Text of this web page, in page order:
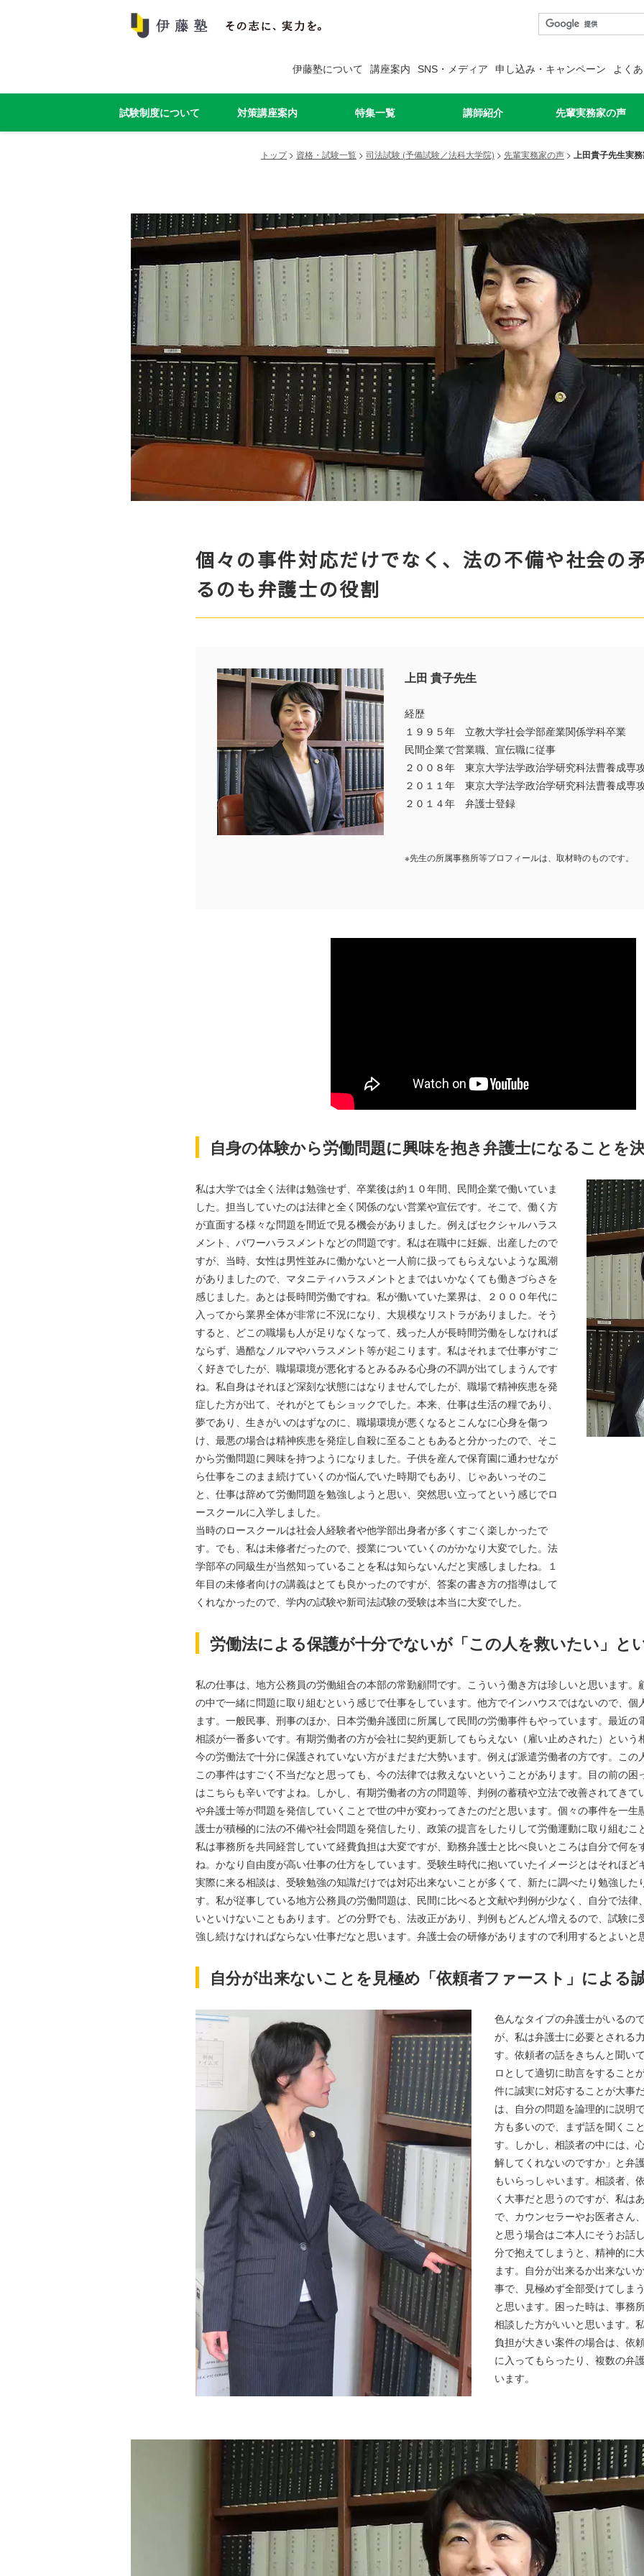
伊藤塾について 講座案内 SNS・メディア 申し込み・キャンペーン よく
試験制度について 対策講座案内 特集一覧 講師紹介 先輩実務家の声
トップ> 資格・試験一覧 > 司法試験 (予備試験／法科大学院) > 先輩実務家の声 > 上田貴子先生実
個々の事件対応だけでなく、法の不備や社会の
るのも弁護士の役割
上田 貴子先生
経歴
１９９５年 立教大学社会学部産業関係学科卒業
民間企業で営業職、宣伝職に従事
２００８年 東京大学法学政治学研究科法曹養成専
２０１１年 東京大学法学政治学研究科法曹養成専
２０１４年 弁護士登録
※先生の所属事務所等プロフィールは、取材時のものです。
自身の体験から労働問題に興味を抱き弁護士になることを
私は大学では全く法律は勉強せず、卒業後は約１０年間、民間企業で働いていま
した。担当していたのは法律と全く関係のない営業や宣伝です。そこで、働く方
が直面する様々な問題を間近で見る機会がありました。例えばセクシャルハラス
メント、パワーハラスメントなどの問題です。私は在職中に妊娠、出産したので
すが、当時、女性は男性並みに働かないと一人前に扱ってもらえないような風潮
がありましたので、マタニティハラスメントとまではいかなくても働きづらさを
感じました。あとは長時間労働ですね。私が働いていた業界は、２０００年代に
入ってから業界全体が非常に不況になり、大規模なリストラがありました。そう
すると、どこの職場も人が足りなくなって、残った人が長時間労働をしなければ
ならず、過酷なノルマやハラスメント等が起こります。私はそれまで仕事がすご
く好きでしたが、職場環境が悪化するとみるみる心身の不調が出てしまうんです
ね。私自身はそれほど深刻な状態にはなりませんでしたが、職場で精神疾患を発
症した方が出て、それがとてもショックでした。本来、仕事は生活の糧であり、
夢であり、生きがいのはずなのに、職場環境が悪くなるとこんなに心身を傷つ
け、最悪の場合は精神疾患を発症し自殺に至ることもあると分かったので、そこ
から労働問題に興味を持つようになりました。子供を産んで保育園に通わせなが
ら仕事をこのまま続けていくのか悩んでいた時期でもあり、じゃあいっそのこ
と、仕事は辞めて労働問題を勉強しようと思い、突然思い立ってという感じでロ
ースクールに入学しました。
当時のロースクールは社会人経験者や他学部出身者が多くすごく楽しかったで
す。でも、私は未修者だったので、授業についていくのがかなり大変でした。法
学部卒の同級生が当然知っていることを私は知らないんだと実感しましたね。１
年目の未修者向けの講義はとても良かったのですが、答案の書き方の指導はして
くれなかったので、学内の試験や新司法試験の受験は本当に大変でした。
労働法による保護が十分でないが「この人を救いたい」と
私の仕事は、地方公務員の労働組合の本部の常勤顧問です。こういう働き方は珍しいと思います。
の中で一緒に問題に取り組むという感じで仕事をしています。他方でインハウスではないので、個
ます。一般民事、刑事のほか、日本労働弁護団に所属して民間の労働事件もやっています。最近の
相談が一番多いです。有期労働者の方が会社に契約更新してもらえない（雇い止めされた）という
今の労働法で十分に保護されていない方がまだまだ大勢います。例えば派遣労働者の方です。この
この事件はすごく不当だなと思っても、今の法律では救えないということがあります。目の前の困
はこちらも辛いですよね。しかし、有期労働者の方の問題等、判例の蓄積や立法で改善されてきて
や弁護士等が問題を発信していくことで世の中が変わってきたのだと思います。個々の事件を一生
護士が積極的に法の不備や社会問題を発信したり、政策の提言をしたりして労働運動に取り組むこ
私は事務所を共同経営していて経費負担は大変ですが、勤務弁護士と比べ良いところは自分で何を
ね。かなり自由度が高い仕事の仕方をしています。受験生時代に抱いていたイメージとはそれほど
実際に来る相談は、受験勉強の知識だけでは対応出来ないことが多くて、新たに調べたり勉強した
す。私が従事している地方公務員の労働問題は、民間に比べると文献や判例が少なく、自分で法律
いといけないこともあります。どの分野でも、法改正があり、判例もどんどん増えるので、試験に
強し続けなければならない仕事だなと思います。弁護士会の研修がありますので利用するとよいと
自分が出来ないことを見極め「依頼者ファースト」による
色んなタイプの弁護士がいるの
が、私は弁護士に必要とされる
す。依頼者の話をきちんと聞い
ロとして適切に助言をすること
件に誠実に対応することが大事
は、自分の問題を論理的に説明
方も多いので、まず話を聞くこ
す。しかし、相談者の中には、
解してくれないのですか」と弁
もいらっしゃいます。相談者、
く大事だと思うのですが、私は
で、カウンセラーやお医者さん
と思う場合はご本人にそうお話
分で抱えてしまうと、精神的に
ます。自分が出来るか出来ない
事で、見極めず全部受けてしま
と思います。困った時は、事務
相談した方がいいと思います。
負担が大きい案件の場合は、依
に入ってもらったり、複数の弁
います。